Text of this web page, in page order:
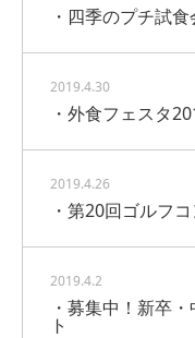
・四季のプチ試
2019.4.30
・外食フェスタ
2019.4.26
・第20回ゴルフ
2019.4.2
・募集中！新卒
ト